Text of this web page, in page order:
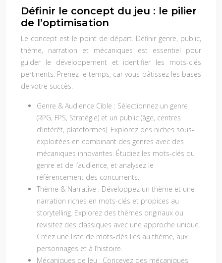
Définir le concept du jeu : le pilier
de l’optimisation
Le concept est le point de départ. Définir genre, public,
thème, narration et mécaniques est essentiel pour
guider le développement et identifier les mots-clés
pertinents. Prenez le temps, car vous bâtissez les bases
de votre succès.
Genre & Audience Cible : Sélectionnez un genre
(RPG, FPS, Stratégie) et un public (âge, centres
d’intérêt, plateformes). Explorez des niches sous-
exploitées en combinant des genres avec des
mécaniques innovantes. Étudiez les mots-clés du
genre et de l’audience, et analysez le
référencement des concurrents.
Thème & Narrative : Développez un thème et une
narration riches en mots-clés et propices au
storytelling. Explorez des thèmes originaux ou
revisitez des classiques avec une approche unique.
Créez une liste de mots-clés liés au thème, aux
personnages et à l’histoire.
Mécaniques de Jeu : Concevez des mécaniques